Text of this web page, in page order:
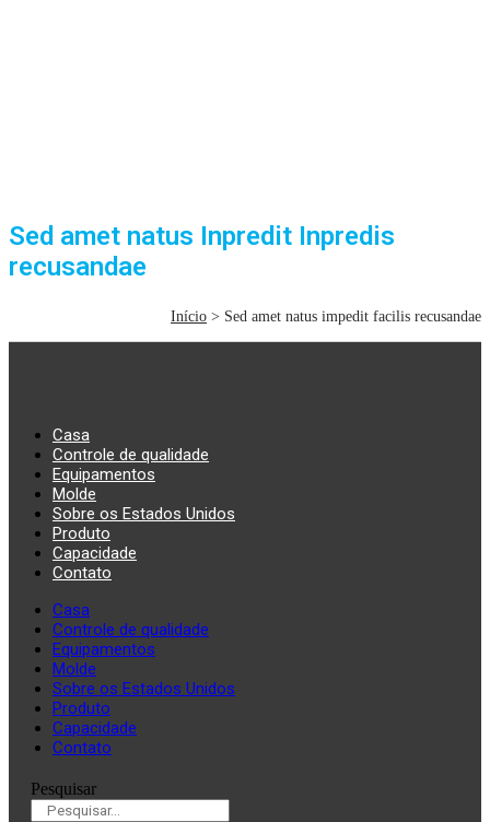
Sed amet natus Inpredit Inpredis
recusandae
Início > Sed amet natus impedit facilis recusandae
Casa
Controle de qualidade
Equipamentos
Molde
Sobre os Estados Unidos
Produto
Capacidade
Contato
Casa
Controle de qualidade
Equipamentos
Molde
Sobre os Estados Unidos
Produto
Capacidade
Contato
Pesquisar